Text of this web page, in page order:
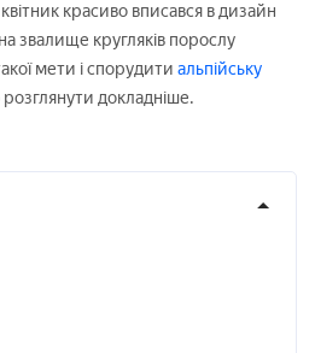
красиво вписався в дизайн
звалище кругляків порослу
мети і спорудити альпійську
докладніше.